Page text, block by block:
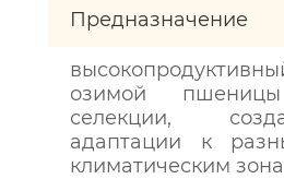
Предназначение
озимой пшеницы
селекции,
адаптации к
климатическим